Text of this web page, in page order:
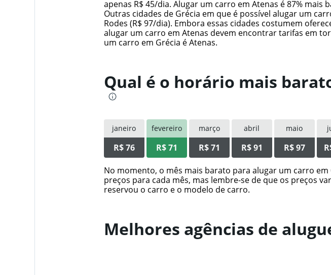
categories.
The
chart
has
1
values.
Range:
0
400.
apenas R$ 45/dia. Alugar um carro em Atenas é 87%
Outras cidades de Grécia em que é possível alugar um
Rodes (R$ 97/dia). Embora essas cidades costumem
alugar um carro em Atenas devem encontrar tarifas em
um carro em Grécia é Atenas.
Qual é o horário mais
janeiro
R$ 76
fevereiro
R$ 71
março
R$ 71
abril
R$ 91
maio
R$ 97
No momento, o mês mais barato para alugar um carro
preços para cada mês, mas lembre-se de que os preços
reservou o carro e o modelo de carro.
Melhores agências de